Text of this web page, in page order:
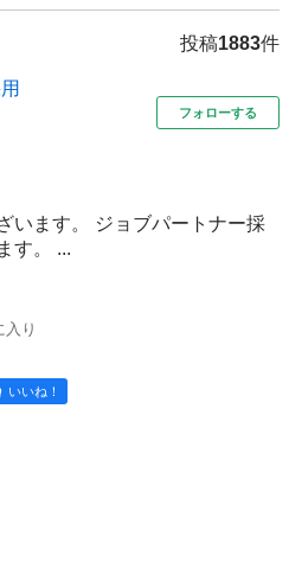
投稿1883件
フォローする
います。 ジョブパートナー採
す。 ...
入り
いいね！